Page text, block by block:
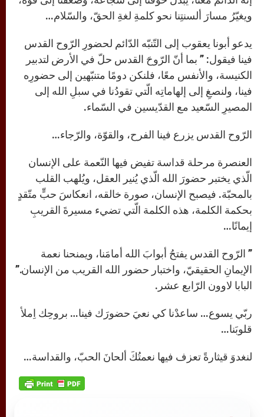
ويغيّرُ مسارَ ألسنتِنا نحو كلمةِ لغةِ الحقّ، والسّلام…
يدعو أبونا يعقوب إلى التّنبّه الدّائم لحضورِ الرّوح القدس
فينا فيقول: ” بما أنّ الرّوحَ القدس حلّ في الأرض لتدبير
الكنيسة، والأنفس معًا، فلنكن دومًا متنبّهين إلى حضورِه
فينا، ولنصغِ إلى إلهاماتِه الّتي تقودُنا في سبلِ الله إلى
المصيرِ السّعيد مع القدّيسين في السّماء.
الرّوح القدس يزرع فينا الفرح، والقوّة، والرّجاء…
العنصرة مرحلة قداسة تفيض فيها النّعمة على الإنسان
الّذي يختبر حضورَ الله الّذي يُنير العقل، ويُلهب القلب
بالمحبّة. فيصبح الإنسان، صورة خالقه، انعكاسَ حبٍّ متّقدٍ
بحكمة الكلمة، هذه الكلمة الّتي تضيء مسيرةَ القريبِ
إيمانًا…
” الرّوح القدس يفتحُ أبوابَ الله أمامَنا، ويمنحنا نعمة
الإيمانِ الحقيقيّ، واختبار حضور الله القريب من الإنسان.”
البابا لاوون الرّابع عشر.
ربّي يسوع… ساعدْنا كي نعيَ حضورَك فينا… بروحِك اِملأ
قلوبَنا…
لنغدوَ قيثارةً تعزف فيها نعمتُكَ ألحانَ الحبّ، والقداسة…